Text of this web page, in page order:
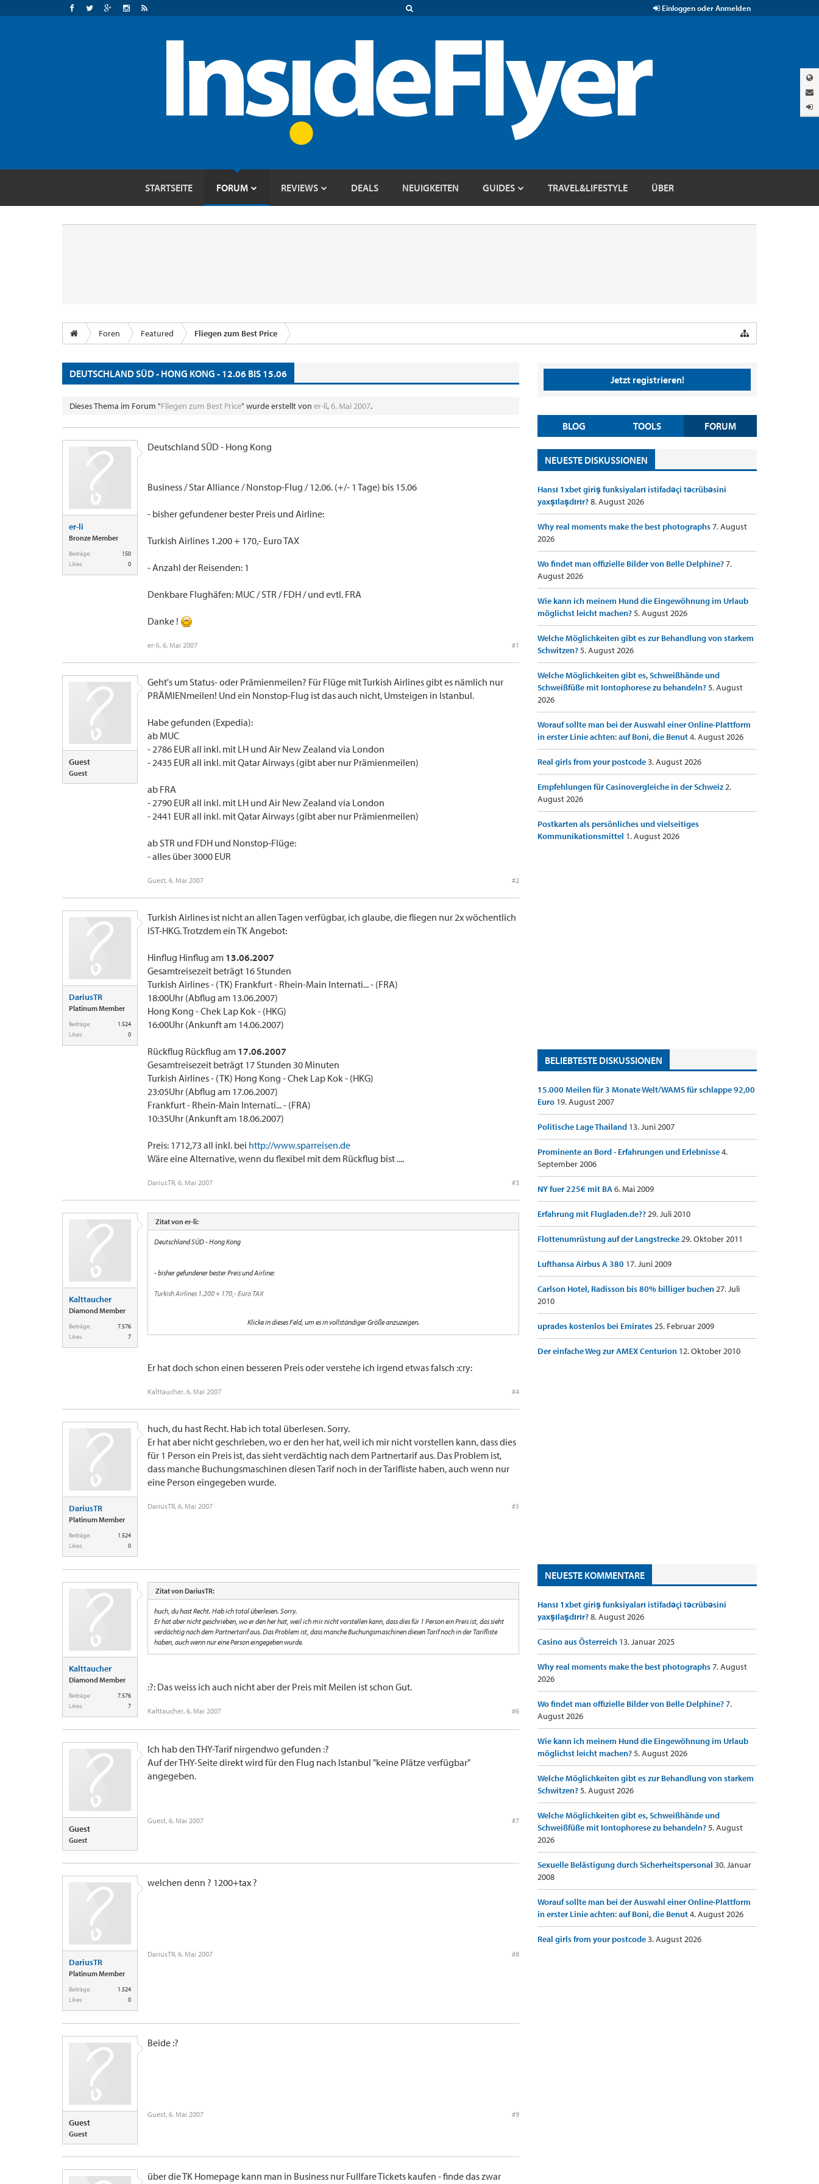
Einloggen oder Anmelden
STARTSEITE FORUM REVIEWS DEALS NEUIGKEITEN GUIDES TRAVEL&LIFESTYLE ÜBER
Foren Featured Fliegen zum Best Price
DEUTSCHLAND SÜD - HONG KONG - 12.06 BIS 15.06
Dieses Thema im Forum "Fliegen zum Best Price" wurde erstellt von er-li,6. Mai 2007.
er-li
Bronze Member
Beiträge:
150
Likes:
0
Deutschland SÜD - Hong Kong
Business / Star Alliance / Nonstop-Flug / 12.06. (+/- 1 Tage) bis 15.06
- bisher gefundener bester Preis und Airline:
Turkish Airlines 1.200 + 170,- Euro TAX
- Anzahl der Reisenden: 1
Denkbare Flughäfen: MUC / STR / FDH / und evtl. FRA
Danke !
er-li, 6. Mai 2007 #1
Guest
Guest
Geht's um Status- oder Prämienmeilen? Für Flüge mit Turkish Airlines gibt es nämlich nur
PRÄMIENmeilen! Und ein Nonstop-Flug ist das auch nicht, Umsteigen in Istanbul.
Habe gefunden (Expedia):
ab MUC
- 2786 EUR all inkl. mit LH und Air New Zealand via London
- 2435 EUR all inkl. mit Qatar Airways (gibt aber nur Prämienmeilen)
ab FRA
- 2790 EUR all inkl. mit LH und Air New Zealand via London
- 2441 EUR all inkl. mit Qatar Airways (gibt aber nur Prämienmeilen)
ab STR und FDH und Nonstop-Flüge:
- alles über 3000 EUR
Guest, 6. Mai 2007 #2
DariusTR
Platinum Member
Beiträge:
1.524
Likes:
0
Turkish Airlines ist nicht an allen Tagen verfügbar, ich glaube, die fliegen nur 2x wöchentlich
IST-HKG. Trotzdem ein TK Angebot:
Hinflug Hinflug am 13.06.2007
Gesamtreisezeit beträgt 16 Stunden
Turkish Airlines - (TK) Frankfurt - Rhein-Main Internati... - (FRA)
18:00Uhr (Abflug am 13.06.2007)
Hong Kong - Chek Lap Kok - (HKG)
16:00Uhr (Ankunft am 14.06.2007)
Rückflug Rückflug am 17.06.2007
Gesamtreisezeit beträgt 17 Stunden 30 Minuten
Turkish Airlines - (TK) Hong Kong - Chek Lap Kok - (HKG)
23:05Uhr (Abflug am 17.06.2007)
Frankfurt - Rhein-Main Internati... - (FRA)
10:35Uhr (Ankunft am 18.06.2007)
Preis: 1712,73 all inkl. bei http://www.sparreisen.de
Wäre eine Alternative, wenn du flexibel mit dem Rückflug bist ....
DariusTR, 6. Mai 2007 #3
Kalttaucher
Diamond Member
Beiträge:
7.576
Likes:
7
Zitat von er-li:
Deutschland SÜD - Hong Kong
- bisher gefundener bester Preis und Airline:
Turkish Airlines 1.200 + 170,- Euro TAX
Klicke in dieses Feld, um es in vollständiger Größe anzuzeigen.
Er hat doch schon einen besseren Preis oder verstehe ich irgend etwas falsch :cry:
Kalttaucher, 6. Mai 2007 #4
DariusTR
Platinum Member
Beiträge:
1.524
Likes:
0
huch, du hast Recht. Hab ich total überlesen. Sorry.
Er hat aber nicht geschrieben, wo er den her hat, weil ich mir nicht vorstellen kann, dass dies
für 1 Person ein Preis ist, das sieht verdächtig nach dem Partnertarif aus. Das Problem ist,
dass manche Buchungsmaschinen diesen Tarif noch in der Tarifliste haben, auch wenn nur
eine Person eingegeben wurde.
DariusTR, 6. Mai 2007 #5
Kalttaucher
Diamond Member
Beiträge:
7.576
Likes:
7
Zitat von DariusTR:
huch, du hast Recht. Hab ich total überlesen. Sorry.
Er hat aber nicht geschrieben, wo er den her hat, weil ich mir nicht vorstellen kann, dass dies für 1 Person ein Preis ist, das sieht
verdächtig nach dem Partnertarif aus. Das Problem ist, dass manche Buchungsmaschinen diesen Tarif noch in der Tarifliste
haben, auch wenn nur eine Person eingegeben wurde.
:?: Das weiss ich auch nicht aber der Preis mit Meilen ist schon Gut.
Kalttaucher, 6. Mai 2007 #6
Guest
Guest
Ich hab den THY-Tarif nirgendwo gefunden :?
Auf der THY-Seite direkt wird für den Flug nach Istanbul "keine Plätze verfügbar"
angegeben.
Guest, 6. Mai 2007 #7
DariusTR
Platinum Member
Beiträge:
1.524
Likes:
0
welchen denn ? 1200+tax ?
DariusTR, 6. Mai 2007 #8
Guest
Guest
Beide :?
Guest, 6. Mai 2007 #9
über die TK Homepage kann man in Business nur Fullfare Tickets kaufen - finde das zwar
Jetzt registrieren!
BLOG TOOLS FORUM
NEUESTE DISKUSSIONEN
Hansı 1xbet giriş funksiyaları istifadəçi təcrübəsini
yaxşılaşdırır?8. August 2026
Why real moments make the best photographs7. August
2026
Wo findet man offizielle Bilder von Belle Delphine?7.
August 2026
Wie kann ich meinem Hund die Eingewöhnung im Urlaub
möglichst leicht machen?5. August 2026
Welche Möglichkeiten gibt es zur Behandlung von starkem
Schwitzen?5. August 2026
Welche Möglichkeiten gibt es, Schweißhände und
Schweißfüße mit Iontophorese zu behandeln?5. August
2026
Worauf sollte man bei der Auswahl einer Online-Plattform
in erster Linie achten: auf Boni, die Benut4. August 2026
Real girls from your postcode3. August 2026
Empfehlungen für Casinovergleiche in der Schweiz2.
August 2026
Postkarten als persönliches und vielseitiges
Kommunikationsmittel 1. August 2026
BELIEBTESTE DISKUSSIONEN
15.000 Meilen für 3 Monate Welt/WAMS für schlappe 92,00
Euro 19. August 2007
Politische Lage Thailand 13. Juni 2007
Prominente an Bord - Erfahrungen und Erlebnisse4.
September 2006
NY fuer 225€ mit BA6. Mai 2009
Erfahrung mit Flugladen.de??29. Juli 2010
Flottenumrüstung auf der Langstrecke29. Oktober 2011
Lufthansa Airbus A 380 17. Juni 2009
Carlson Hotel, Radisson bis 80% billiger buchen27. Juli
2010
uprades kostenlos bei Emirates25. Februar 2009
Der einfache Weg zur AMEX Centurion 12. Oktober 2010
NEUESTE KOMMENTARE
Hansı 1xbet giriş funksiyaları istifadəçi təcrübəsini
yaxşılaşdırır?8. August 2026
Casino aus Österreich 13. Januar 2025
Why real moments make the best photographs7. August
2026
Wo findet man offizielle Bilder von Belle Delphine?7.
August 2026
Wie kann ich meinem Hund die Eingewöhnung im Urlaub
möglichst leicht machen?5. August 2026
Welche Möglichkeiten gibt es zur Behandlung von starkem
Schwitzen?5. August 2026
Welche Möglichkeiten gibt es, Schweißhände und
Schweißfüße mit Iontophorese zu behandeln?5. August
2026
Sexuelle Belästigung durch Sicherheitspersonal 30. Januar
2008
Worauf sollte man bei der Auswahl einer Online-Plattform
in erster Linie achten: auf Boni, die Benut4. August 2026
Real girls from your postcode3. August 2026